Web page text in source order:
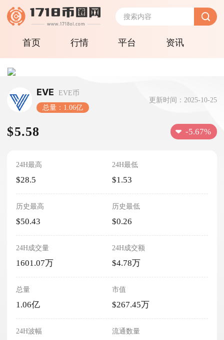
首页 行情 平台 资讯
EVE
EVE币
总量：1.06亿
更新时间：2025-10-25
$5.58 -5.67%
24H最高
$28.5
24H最低
$1.53
历史最高
$50.43
历史最低
$0.26
24H成交量
1601.07万
24H成交额
$4.78万
总量
1.06亿
市值
$267.45万
24H波幅 流通数量